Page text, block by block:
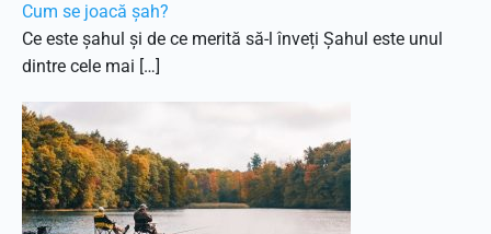
Cum se joacă șah?
Ce este șahul și de ce merită să-l înveți Șahul este unul
dintre cele mai […]